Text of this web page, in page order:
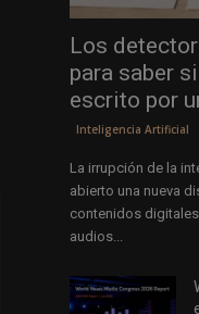
Los
para saber
escrito por
Inteligencia Artificial
La irrupción de la
abierto una nueva
contenidos
audios...